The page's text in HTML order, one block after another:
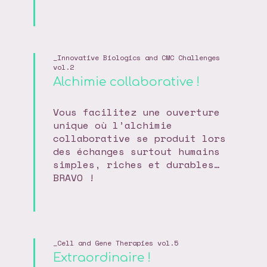
Innovative Biologics and CMC Challenges
vol.2
Alchimie collaborative !
Vous facilitez une ouverture
unique où l’alchimie
collaborative se produit lors
des échanges surtout humains
simples, riches et durables…
BRAVO !
Cell and Gene Therapies vol.5
Extraordinaire !